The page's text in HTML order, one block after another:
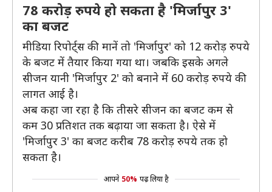
78 करोड़ रुपये हो सकता है 'मिर्जापुर 3'
का बजट
मीडिया रिपोर्ट्स की मानें तो 'मिर्जापुर' को 12 करोड़ रुपये
के बजट में तैयार किया गया था। जबकि इसके अगले
सीजन यानी 'मिर्जापुर 2' को बनाने में 60 करोड़ रुपये की
लागत आई है।
अब कहा जा रहा है कि तीसरे सीजन का बजट कम से
कम 30 प्रतिशत तक बढ़ाया जा सकता है। ऐसे में
'मिर्जापुर 3' का बजट करीब 78 करोड़ रुपये तक हो
सकता है।
आपने 50% पढ़ लिया है